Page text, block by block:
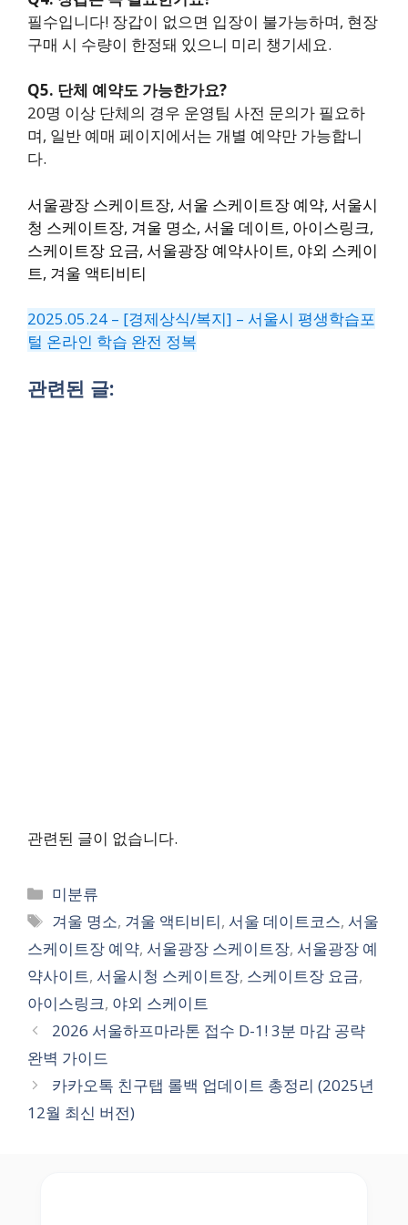
필수입니다! 장갑이 없으면 입장이 불가능하며, 현장
구매 시 수량이 한정돼 있으니 미리 챙기세요.
Q5. 단체 예약도 가능한가요?
20명 이상 단체의 경우 운영팀 사전 문의가 필요하
며, 일반 예매 페이지에서는 개별 예약만 가능합니
다.
서울광장 스케이트장, 서울 스케이트장 예약, 서울시
청 스케이트장, 겨울 명소, 서울 데이트, 아이스링크,
스케이트장 요금, 서울광장 예약사이트, 야외 스케이
트, 겨울 액티비티
2025.05.24 – [경제상식/복지] – 서울시 평생학습포
털 온라인 학습 완전 정복
관련된 글:
관련된 글이 없습니다.
Categories
미분류
Tags
겨울 명소, 겨울 액티비티, 서울 데이트코스, 서울
스케이트장 예약, 서울광장 스케이트장, 서울광장 예
약사이트, 서울시청 스케이트장, 스케이트장 요금,
아이스링크, 야외 스케이트
2026 서울하프마라톤 접수 D-1! 3분 마감 공략
완벽 가이드
카카오톡 친구탭 롤백 업데이트 총정리 (2025년
12월 최신 버전)